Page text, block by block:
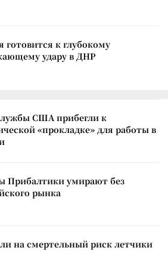
готовится к глубокому
удару в ДНР
США прибегли к
«прокладке» для работы в
Прибалтики умирают без
рынка
на смертельный риск летчики